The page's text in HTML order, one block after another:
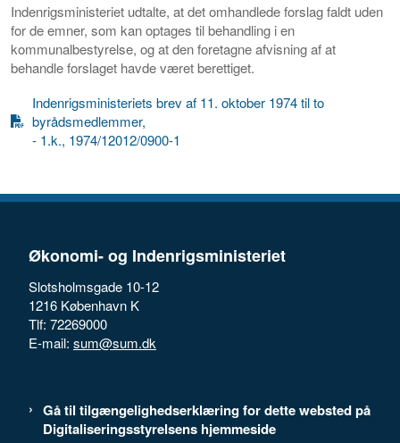
Indenrigsministeriet udtalte, at det omhandlede forslag faldt uden
for de emner, som kan optages til behandling i en
kommunalbestyrelse, og at den foretagne afvisning af at
behandle forslaget havde været berettiget.
Indenrigsministeriets brev af 11. oktober 1974 til to
byrådsmedlemmer,
- 1.k., 1974/12012/0900-1
Økonomi- og Indenrigsministeriet
Slotsholmsgade 10-12
1216 København K
Tlf: 72269000
E-mail: sum@sum.dk
Gå til tilgængelighedserklæring for dette websted på
Digitaliseringsstyrelsens hjemmeside